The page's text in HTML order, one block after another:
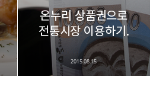
온누리 상품권으로
전통시장 이용하기.
2015.08.15